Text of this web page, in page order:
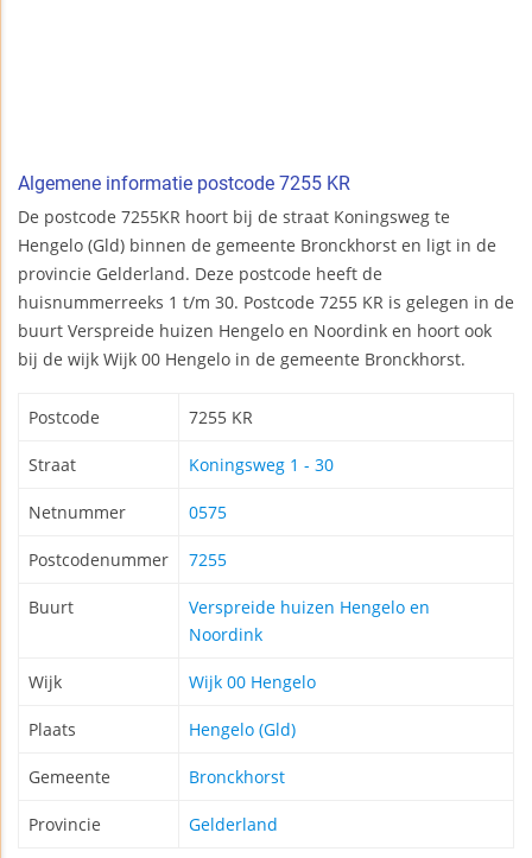
Algemene informatie postcode 7255 KR
De postcode 7255KR hoort bij de straat Koningsweg te
Hengelo (Gld) binnen de gemeente Bronckhorst en ligt in de
provincie Gelderland. Deze postcode heeft de
huisnummerreeks 1 t/m 30. Postcode 7255 KR is gelegen in de
buurt Verspreide huizen Hengelo en Noordink en hoort ook
bij de wijk Wijk 00 Hengelo in de gemeente Bronckhorst.
Postcode 7255 KR
Straat Koningsweg 1 - 30
Netnummer 0575
Postcodenummer 7255
Buurt
Verspreide huizen Hengelo en
Noordink
Wijk Wijk 00 Hengelo
Plaats Hengelo (Gld)
Gemeente Bronckhorst
Provincie Gelderland